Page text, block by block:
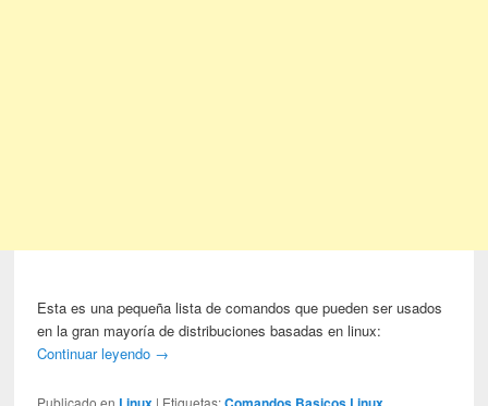
Esta es una pequeña lista de comandos que pueden ser usados
en la gran mayoría de distribuciones basadas en linux:
Continuar leyendo →